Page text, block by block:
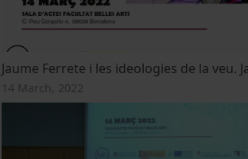
Jaume Ferrete i les ideologies de la veu.
14 March, 2022